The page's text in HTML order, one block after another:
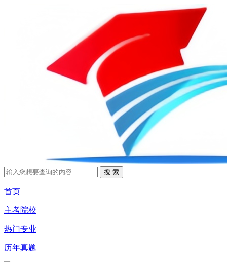
首页
主考院校
热门专业
历年真题